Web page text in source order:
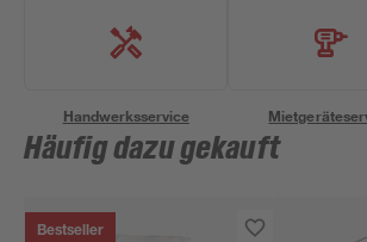
Handwerksservice
Häufig dazu gekauft
Bestseller